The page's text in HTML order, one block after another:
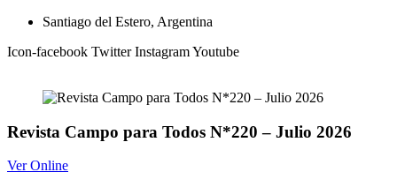
contenido
Santiago del Estero, Argentina
Icon-facebook Twitter InstagramYoutube
Revista Campo para Todos N*220 – Julio 2026
Ver Online